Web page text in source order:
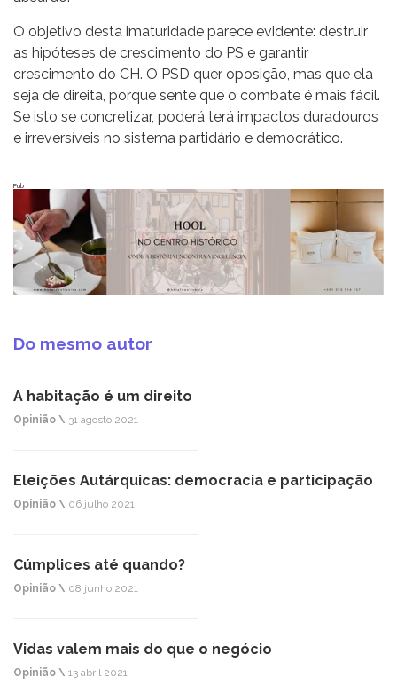
O objetivo desta imaturidade parece evidente: destruir
as hipóteses de crescimento do PS e garantir
crescimento do CH. O PSD quer oposição, mas que ela
seja de direita, porque sente que o combate é mais fácil.
Se isto se concretizar, poderá terá impactos duradouros
e irreversíveis no sistema partidário e democrático.
Pub
Do mesmo autor
A habitação é um direito
Opinião \ 31 agosto 2021
Eleições Autárquicas: democracia e participação
Opinião \ 06 julho 2021
Cúmplices até quando?
Opinião \ 08 junho 2021
Vidas valem mais do que o negócio
Opinião \ 13 abril 2021